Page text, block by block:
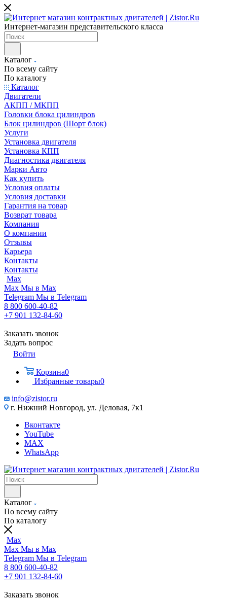
Интернет-магазин представительского класса
Каталог
По всему сайту
По каталогу
Каталог
Двигатели
АКПП / МКПП
Головки блока цилиндров
Блок цилиндров (Шорт блок)
Услуги
Установка двигателя
Установка КПП
Диагностика двигателя
Марки Авто
Как купить
Условия оплаты
Условия доставки
Гарантия на товар
Возврат товара
Компания
О компании
Отзывы
Карьера
Контакты
Контакты
Max
Max Мы в Max
Telegram Мы в Telegram
8 800 600-40-82
+7 901 132-84-60
Заказать звонок
Задать вопрос
Войти
Корзина0
Избранные товары0
info@zistor.ru
г. Нижний Новгород, ул. Деловая, 7к1
Вконтакте
YouTube
MAX
WhatsApp
Каталог
По всему сайту
По каталогу
Max
Max Мы в Max
Telegram Мы в Telegram
8 800 600-40-82
+7 901 132-84-60
Заказать звонок